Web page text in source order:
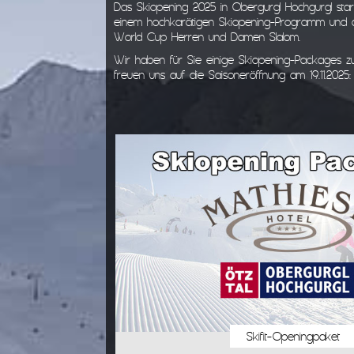
Das Skiopening 2025 in Obergurgl Hochgurgl
einem hochkarätigen Skiopening-Programm und
World Cup Herren und Damen Slalom.
Wir haben für Sie einige Skiopening-Packages
freuen uns auf die Saisoneröffnung am 19.11.2025:
Skifit-Openingpaket